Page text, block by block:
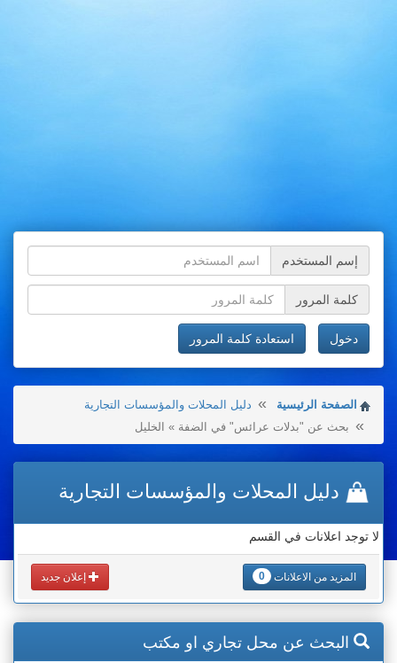
إسم المستخدم
كلمة المرور
دخول استعادة كلمة المرور
الصفحة الرئيسية
دليل المحلات والمؤسسات التجارية
بحث عن "بدلات عرائس" في الضفة » الخليل
دليل المحلات والمؤسسات التجارية
لا توجد اعلانات في القسم
المزيد من الاعلانات 0 إعلان جديد
البحث عن محل تجاري او مكتب